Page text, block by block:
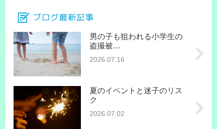
ブログ最新記事
男の子も狙われる小学生の
盗撮被…
2026.07.16
夏のイベントと迷子のリス
ク
2026.07.02